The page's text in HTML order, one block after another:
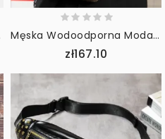
Męska Wodoodporna Moda Wielofunkcyjna Torba Na Klatkę Piersiową Na Zewnątrz
zł167.10